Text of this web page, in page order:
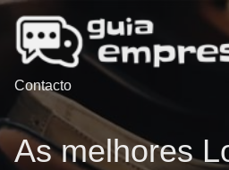
Contacto
As melhores